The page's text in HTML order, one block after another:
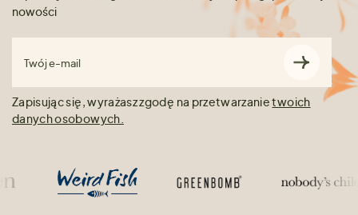
nowości
Twój e-mail
Zapisując się, wyrażasz zgodę na przetwarzanietwoich
danych osobowych.